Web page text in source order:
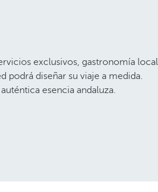
exclusivos, gastronomía local
podrá diseñar su viaje a medida.
esencia andaluza.